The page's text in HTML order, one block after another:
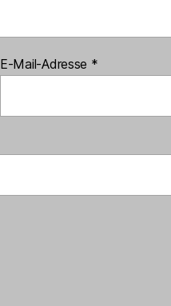
E-Mail-Adresse *